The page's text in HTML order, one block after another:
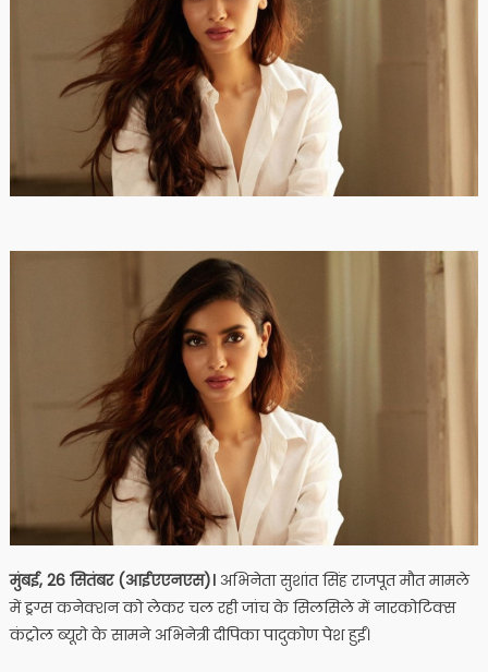
मुंबई, 26 सितंबर (आईएएनएस)।अभिनेता सुशांत सिंह राजपूत मौत मामले
में ड्रग्स कनेक्शन को लेकर चल रही जांच के सिलसिले में नारकोटिक्स
कंट्रोल ब्यूरो के सामने अभिनेत्री दीपिका पादुकोण पेश हुईं।